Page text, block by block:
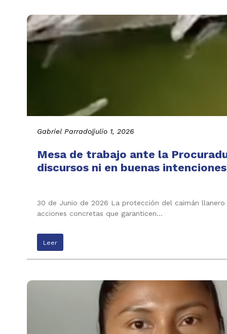
Gabriel Parrado|julio 1, 2026
Mesa de trabajo ante la
discursos ni en buenas
30 de Junio de 2026 La protección del caimán llanero
acciones concretas que garanticen…
Leer